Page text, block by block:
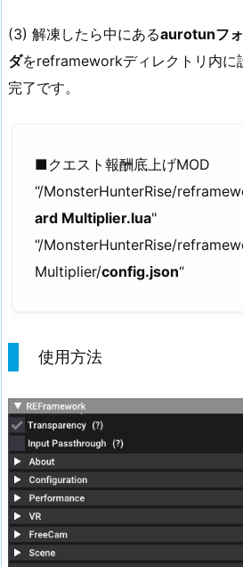
(3) 解凍したら中にあるaurotunフ
ダをreframeworkディレクトリ内に
完了です。
■クエスト報酬底上げMOD
“/MonsterHunterRise/
ard Multiplier.lua"
“/MonsterHunterRise/
Multiplier/config.json“
使用方法